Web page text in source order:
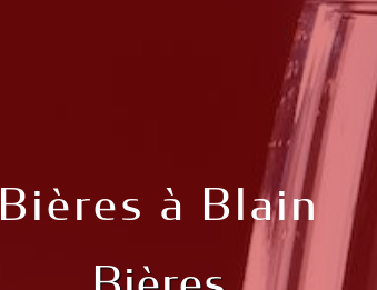
Bières à Blain